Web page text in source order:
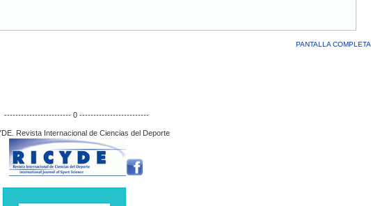
PANTALLA COMPLETA
------------------------ 0 -------------------------
Revista Internacional de Ciencias del Deporte